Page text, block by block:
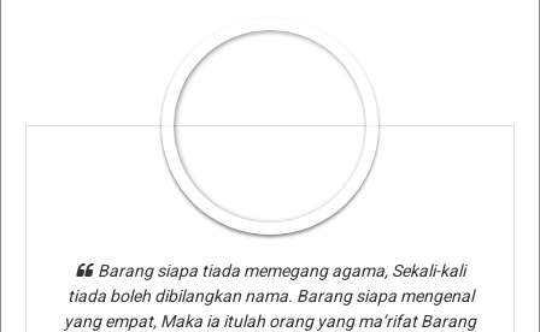
Barang siapa tiada memegang agama, Sekali-kali
tiada boleh dibilangkan nama. Barang siapa mengenal
yang empat, Maka ia itulah orang yang ma’rifat Barang